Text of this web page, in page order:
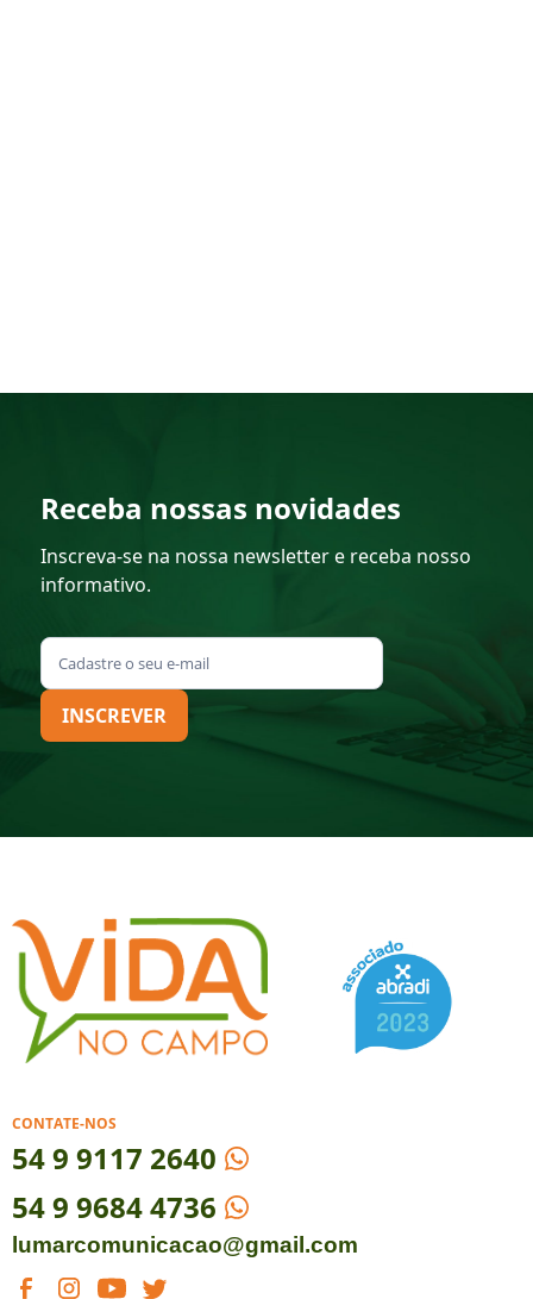
Receba nossas novidades
Inscreva-se na nossa newsletter e receba nosso
informativo.
INSCREVER
CONTATE-NOS
549 9117 2640
54 9 9684 4736
lumarcomunicacao@gmail.com